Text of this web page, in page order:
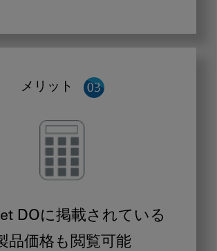
メリット
DOに掲載されている
品価格も閲覧可能